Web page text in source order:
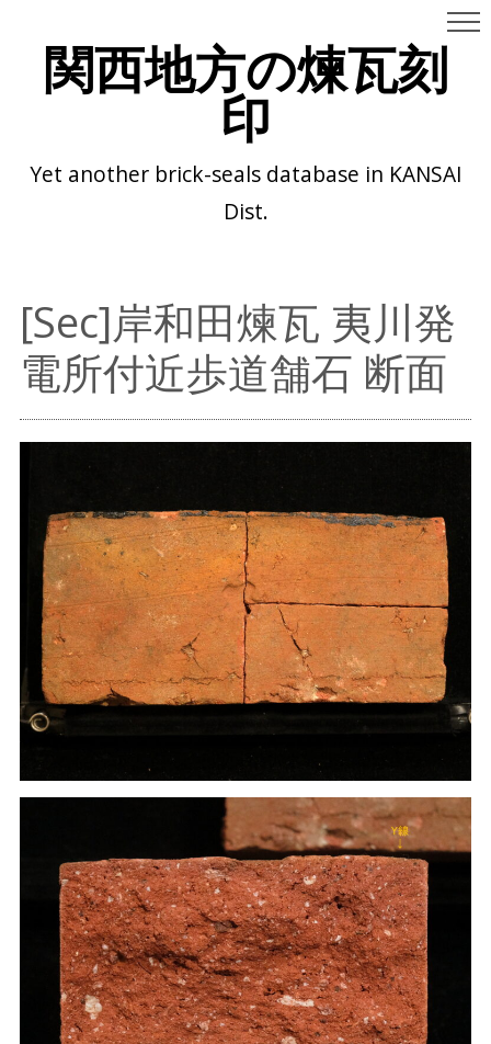
関西地方の煉瓦刻
印
Yet another brick-seals database in KANSAI
Dist.
[Sec]岸和田煉瓦 夷川発
電所付近歩道舗石 断面